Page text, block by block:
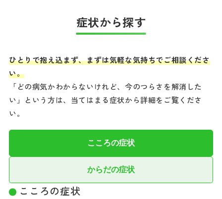
症状から探す
ひとりで抱え込まず、まずは気軽な気持ちでご相談くださ
い。
「どの病気かわからないけれど、今のつらさを解消した
い」という方は、当てはまる症状から詳細をご覧くださ
い。
こころの症状
からだの症状
こころの症状